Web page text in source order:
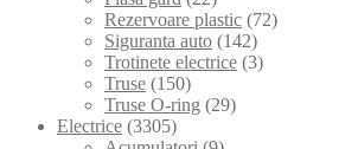
Rezervoare plastic (72)
Siguranta auto (142)
Trotinete electrice (3)
Truse (150)
Truse O-ring (29)
Electrice (3305)